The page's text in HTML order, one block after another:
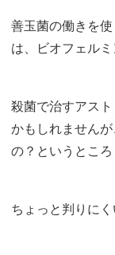
善玉菌の働きを
は、ビオフェル
殺菌で治すアス
かもしれません
の？というところ
ちょっと判りに